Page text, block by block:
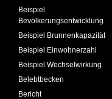
Beispiel
Bevölkerungsentwicklung
Beispiel Brunnenkapazität
Beispiel Einwohnerzahl
Beispiel Wechselwirkung
Belebtbecken
Bericht